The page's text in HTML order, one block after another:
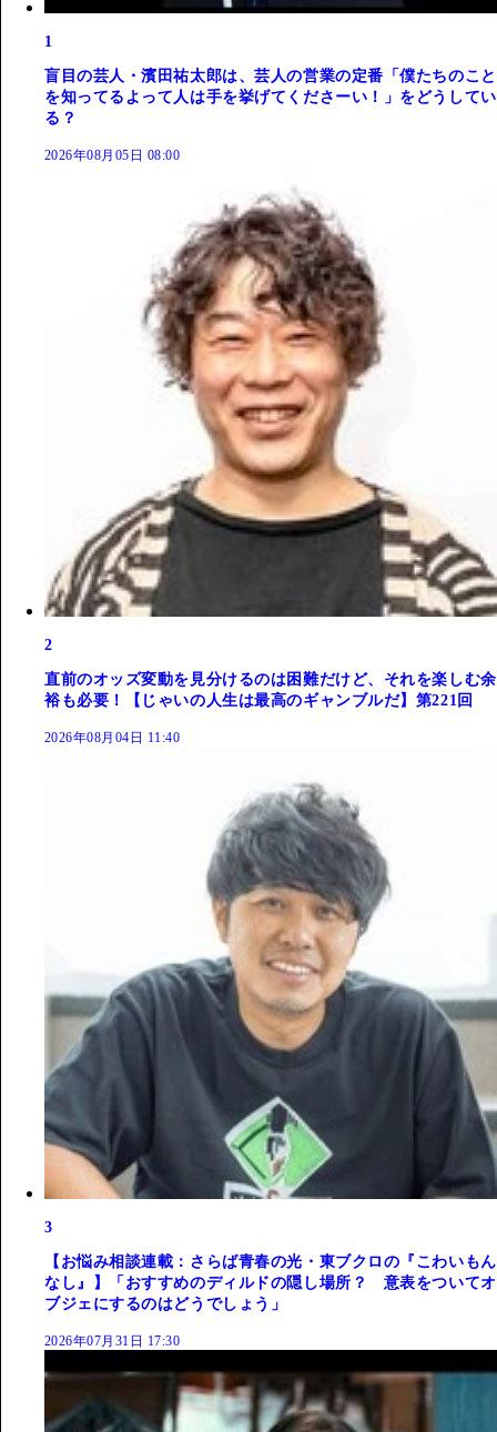
1
盲目の芸人・濱田祐太郎は、芸人の営業の定番「僕たちのこと
を知ってるよって人は手を挙げてくださーい！」をどうしてい
る？
2026年08月05日 08:00
2
直前のオッズ変動を見分けるのは困難だけど、それを楽しむ余
裕も必要！【じゃいの人生は最高のギャンブルだ】第221回
2026年08月04日 11:40
3
【お悩み相談連載：さらば青春の光・東ブクロの『こわいもん
なし』】「おすすめのディルドの隠し場所？ 意表をついてオ
ブジェにするのはどうでしょう」
2026年07月31日 17:30